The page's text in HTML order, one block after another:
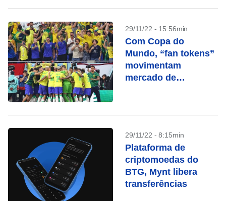
29/11/22 - 15:56min
Com Copa do
Mundo, “fan tokens”
movimentam
mercado de
29/11/22 - 8:15min
Plataforma de
criptomoedas do
BTG, Mynt libera
transferências